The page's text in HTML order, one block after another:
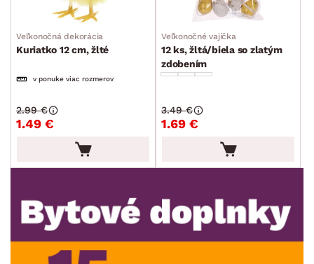
min. cm max.
SKLADOVOSŤ
Veľkonočná dekorácia
Kuriatko 12 cm, žlté
v ponuke viac rozmerov
1.49 €
2.99 €
Veľkonočné vajíčka
12 ks, žltá/biela so zlatým
zdobením
1.69 €
3.49 €